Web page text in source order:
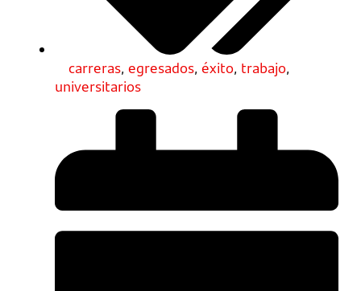
carreras, egresados, éxito, trabajo,
universitarios